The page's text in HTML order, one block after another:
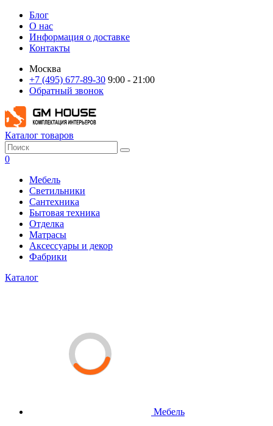
Блог
О нас
Информация о доставке
Контакты
Москва
+7 (495) 677-89-30 9:00 - 21:00
Обратный звонок
Каталог товаров
0
Мебель
Светильники
Сантехника
Бытовая техника
Отделка
Матрасы
Аксессуары и декор
Фабрики
Каталог
Мебель